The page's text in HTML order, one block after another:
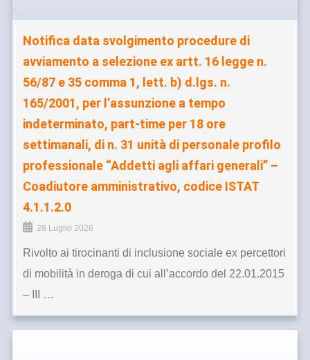
Notifica data svolgimento procedure di
avviamento a selezione ex artt. 16 legge n.
56/87 e 35 comma 1, lett. b) d.lgs. n.
165/2001, per l’assunzione a tempo
indeterminato, part-time per 18 ore
settimanali, di n. 31 unità di personale profilo
professionale “Addetti agli affari generali” –
Coadiutore amministrativo, codice ISTAT
4.1.1.2.0
28 Luglio 2026
Rivolto ai tirocinanti di inclusione sociale ex percettori
di mobilità in deroga di cui all’accordo del 22.01.2015
– III …